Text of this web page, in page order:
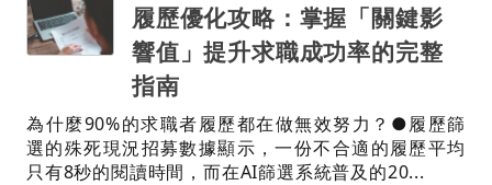
履歷優化攻略：掌握「關鍵影
響值」提升求職成功率的完整
指南
為什麼90%的求職者履歷都在做無效努力？●履歷篩
選的殊死現況招募數據顯示，一份不合適的履歷平均
只有8秒的閱讀時間，而在AI篩選系統普及的20...